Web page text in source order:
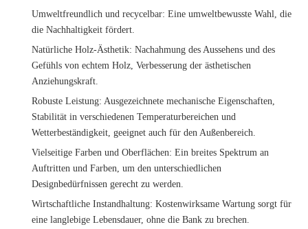
Umweltfreundlich und recycelbar: Eine umweltbewusste Wahl, die
die Nachhaltigkeit fördert.
Natürliche Holz-Ästhetik: Nachahmung des Aussehens und des
Gefühls von echtem Holz, Verbesserung der ästhetischen
Anziehungskraft.
Robuste Leistung: Ausgezeichnete mechanische Eigenschaften,
Stabilität in verschiedenen Temperaturbereichen und
Wetterbeständigkeit, geeignet auch für den Außenbereich.
Vielseitige Farben und Oberflächen: Ein breites Spektrum an
Auftritten und Farben, um den unterschiedlichen
Designbedürfnissen gerecht zu werden.
Wirtschaftliche Instandhaltung: Kostenwirksame Wartung sorgt für
eine langlebige Lebensdauer, ohne die Bank zu brechen.